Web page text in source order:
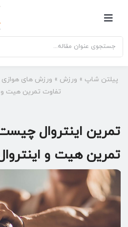
کنترلر
صفحه‌بندی
جستجو
برای:
پیلتن شاپ » ورزش » ورزش های هوازی
تفاوت تمرین هیت و
تمرین اینتروال
تمرین هیت و